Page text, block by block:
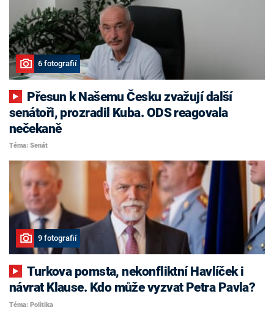
6 fotografií
senátoři, prozradil Kuba. ODS reagovala
nečekaně
Téma: Senát
9 fotografií
Turkova pomsta, nekonfliktní Havlíček i
návrat Klause. Kdo může vyzvat Petra Pavla?
Téma: Politika